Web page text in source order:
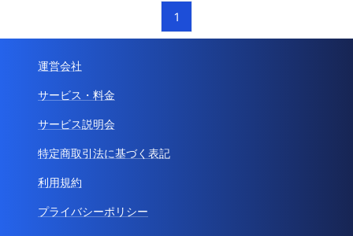
1
運営会社
サービス・料金
サービス説明会
特定商取引法に基づく表記
利用規約
プライバシーポリシー